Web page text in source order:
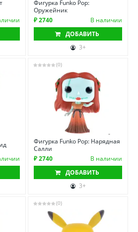
Фигурка Funko Pop:
Оружейник
₽ 2740
В наличии
ДОБАВИТЬ
3+
(0)
Фигурка Funko Pop: Нарядная
Салли
₽ 2740
В наличии
ДОБАВИТЬ
3+
(0)